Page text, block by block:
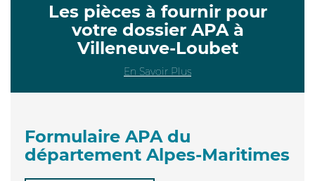
Les pièces à fournir pour
votre dossier APA à
Villeneuve-Loubet
En Savoir Plus
Formulaire APA du
département Alpes-Maritimes